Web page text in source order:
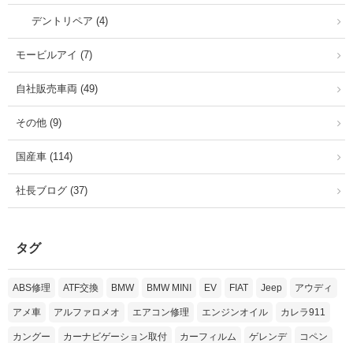
デントリペア (4)
モービルアイ (7)
自社販売車両 (49)
その他 (9)
国産車 (114)
社長ブログ (37)
タグ
ABS修理 ATF交換 BMW BMW MINI EV FIAT Jeep アウディ
アメ車 アルファロメオ エアコン修理 エンジンオイル カレラ911
カングー カーナビゲーション取付 カーフィルム ゲレンデ コペン